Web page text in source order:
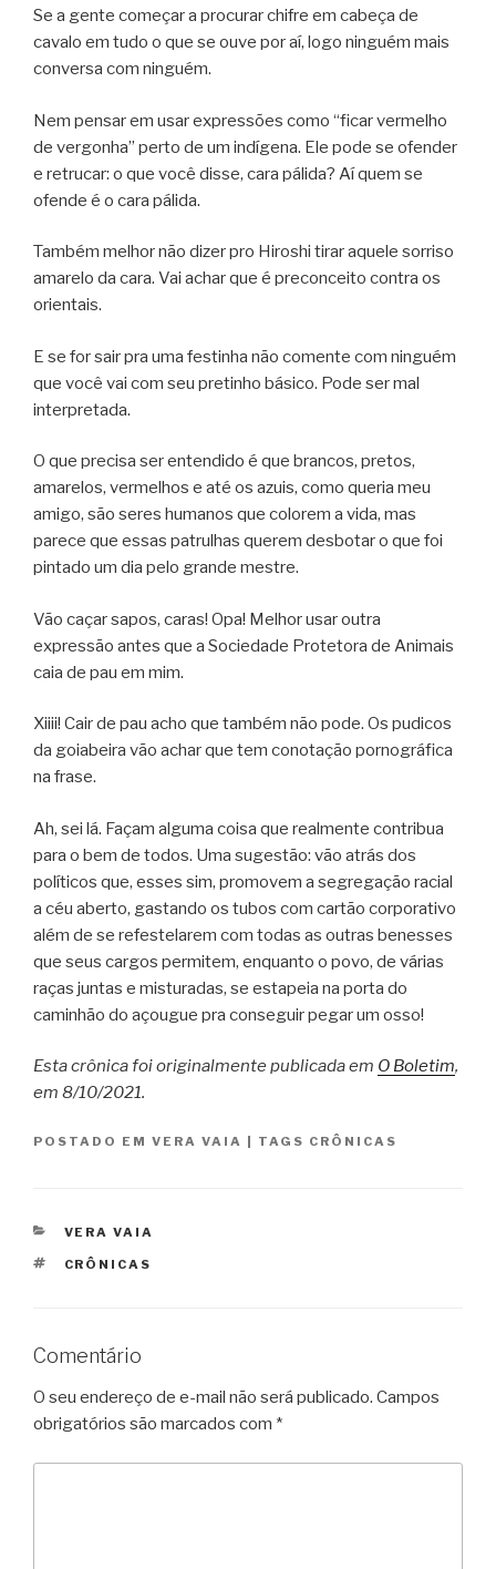
Se a gente começar a procurar chifre em cabeça de
cavalo em tudo o que se ouve por aí, logo ninguém mais
conversa com ninguém.
Nem pensar em usar expressões como “ficar vermelho
de vergonha” perto de um indígena. Ele pode se ofender
e retrucar: o que você disse, cara pálida? Aí quem se
ofende é o cara pálida.
Também melhor não dizer pro Hiroshi tirar aquele sorriso
amarelo da cara. Vai achar que é preconceito contra os
orientais.
E se for sair pra uma festinha não comente com ninguém
que você vai com seu pretinho básico. Pode ser mal
interpretada.
O que precisa ser entendido é que brancos, pretos,
amarelos, vermelhos e até os azuis, como queria meu
amigo, são seres humanos que colorem a vida, mas
parece que essas patrulhas querem desbotar o que foi
pintado um dia pelo grande mestre.
Vão caçar sapos, caras! Opa! Melhor usar outra
expressão antes que a Sociedade Protetora de Animais
caia de pau em mim.
Xiiii! Cair de pau acho que também não pode. Os pudicos
da goiabeira vão achar que tem conotação pornográfica
na frase.
Ah, sei lá. Façam alguma coisa que realmente contribua
para o bem de todos. Uma sugestão: vão atrás dos
políticos que, esses sim, promovem a segregação racial
a céu aberto, gastando os tubos com cartão corporativo
além de se refestelarem com todas as outras benesses
que seus cargos permitem, enquanto o povo, de várias
raças juntas e misturadas, se estapeia na porta do
caminhão do açougue pra conseguir pegar um osso!
Esta crônica foi originalmente publicada em O Boletim,
em 8/10/2021.
POSTADO EM VERA VAIA | TAGS CRÔNICAS
CATEGORIAS
VERA VAIA
TAGS
CRÔNICAS
Comentário
O seu endereço de e-mail não será publicado. Campos
obrigatórios são marcados com *